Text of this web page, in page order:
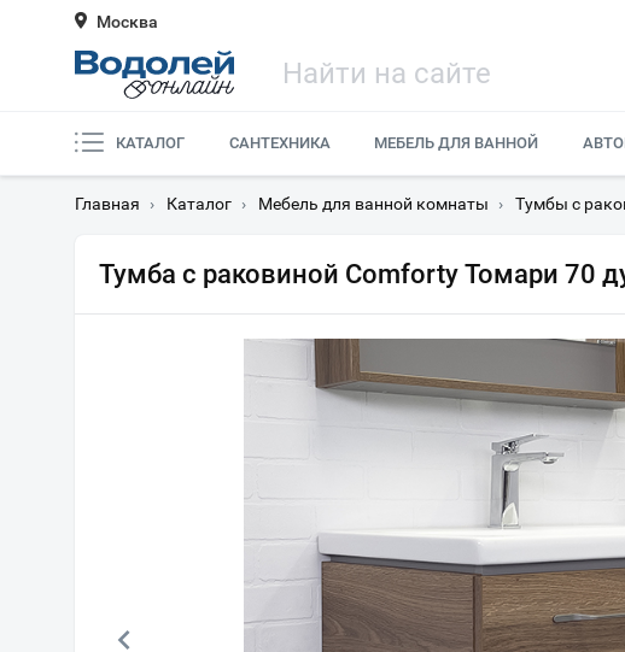
Москва
КАТАЛОГ САНТЕХНИКА МЕБЕЛЬ ДЛЯ ВАННОЙ
Главная › Каталог › Мебель для ванной комнаты › Тумбы с
Тумба с раковиной Comforty Томари 70